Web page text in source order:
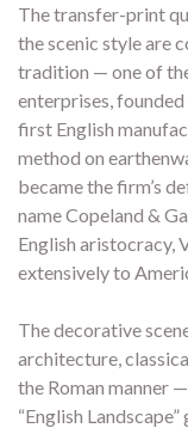
The transfer-print
the scenic style are
tradition — one of
enterprises, founded
first English
method on
became the firm’s
name Copeland &
English aristocracy,
extensively to
The decorative
architecture,
the Roman manner
“English